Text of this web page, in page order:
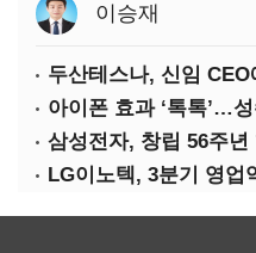
이승재
두산테스나, 신임
아이폰 효과 ‘톡톡’…
LG이노텍, 3분기 영업